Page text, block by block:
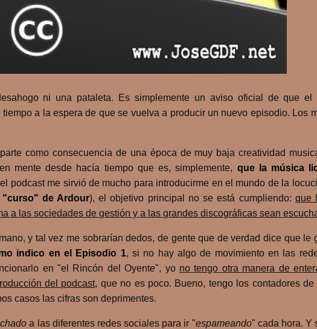
ni una pataleta. Es simplemente un aviso oficial de que el
a la espera de que se vuelva a producir un nuevo episodio. Los
como consecuencia de una época de muy baja creatividad
mente desde hacía tiempo que es, simplemente, que la música
podcast me sirvió de mucho para introducirme en el mundo de la
"curso" de Ardour), el objetivo principal no se está cumpliendo: que
a las sociedades de gestión y a las grandes discográficas sean
y tal vez me sobrarían dedos, de gente que de verdad dice que le
indico en el Episodio 1, si no hay algo de movimiento en las
en "el Rincón del Oyente", yo no tengo otra manera de
del podcast, que no es poco. Bueno, tengo los contadores
casos las cifras son deprimentes.
a las diferentes redes sociales para ir "espameando" cada hora. Y